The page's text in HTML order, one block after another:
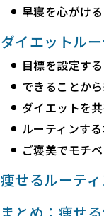
早寝を心がける
ダイエットル
目標を設定する
できることか
ダイエットを
ルーティンす
ご褒美でモチ
痩せるルーテ